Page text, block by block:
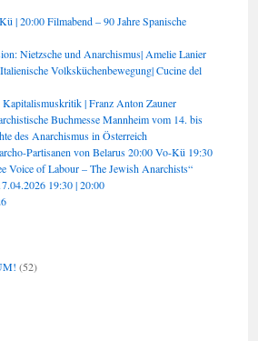
| 20:00 Filmabend – 90 Jahre Spanische
Nietzsche und Anarchismus| Amelie Lanier
Volksküchenbewegung| Cucine del
| Franz Anton Zauner
Buchmesse Mannheim vom 14. bis
des Anarchismus in Österreich
Partisanen von Belarus 20:00 Vo-Kü 19:30
Voice of Labour – The Jewish Anarchists“
19:30 | 20:00
(52)